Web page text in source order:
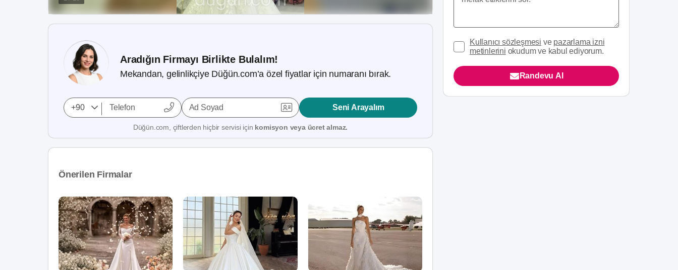
Aradığın Firmayı Birlikte Bulalım!
Mekandan, gelinlikçiye Düğün.com’a özel fiyatlar için numaranı bırak.
Ad Soyad Seni Arayalım
Düğün.com, çiftlerden hiçbir servisi için komisyon veya ücret almaz.
Önerilen Firmalar
Kullanıcı sözleşmesi ve pazarlama izni
metinlerini okudum ve kabul ediyorum.
Randevu Al